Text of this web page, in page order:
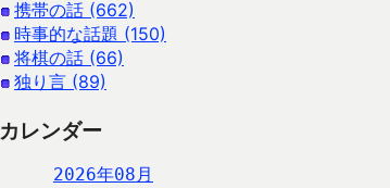
携帯の話 (662)
時事的な話題 (150)
将棋の話 (66)
独り言 (89)
カレンダー
2026年08月